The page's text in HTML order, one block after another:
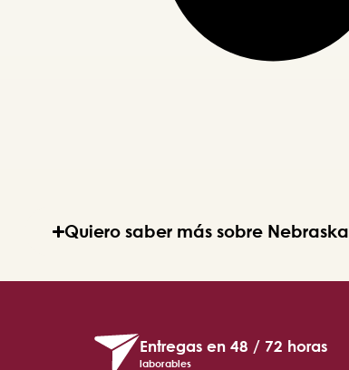
Quiero saber más sobre Nebraska
Entregas en 48 / 72 horas
laborables